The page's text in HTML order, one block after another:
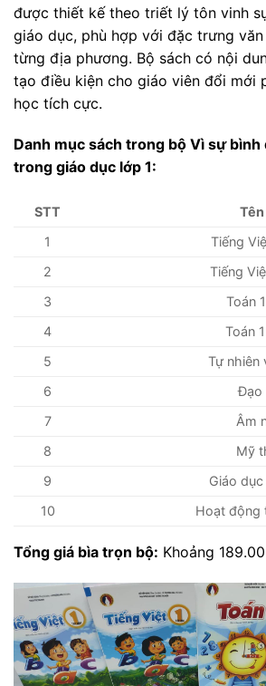
được thiết kế theo triết lý tôn vinh
giáo dục, phù hợp với đặc trưng
từng địa phương. Bộ sách có nội
tạo điều kiện cho giáo viên đổi mới
học tích cực.
Danh mục sách trong bộ Vì sự bình
trong giáo dục lớp 1:
STT
1
Tiếng
2
Tiếng
3
Toán
4
Toán
5
Tự nhiên
6
Đạo
7
Âm
8
Mỹ
9
Giáo
10
Hoạt động
Tổng giá bìa trọn bộ: Khoảng